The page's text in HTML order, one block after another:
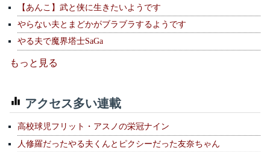
【あんこ】武と侠に生きたいようです
やらない夫とまどかがブラブラするようです
やる夫で魔界塔士SaGa
もっと見る
アクセス多い連載
高校球児フリット・アスノの栄冠ナイン
人修羅だったやる夫くんとピクシーだった友奈ちゃん